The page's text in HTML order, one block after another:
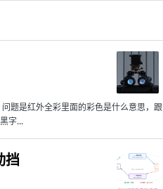
题是红外全彩里面的彩色是什么意思，跟
字...
挡